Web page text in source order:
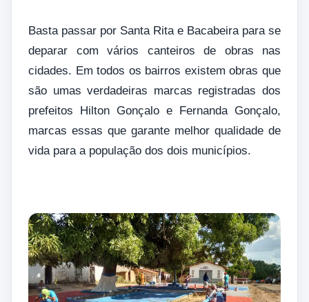
Basta passar por Santa Rita e Bacabeira para se
deparar com vários canteiros de obras nas
cidades. Em todos os bairros existem obras que
são umas verdadeiras marcas registradas dos
prefeitos Hilton Gonçalo e Fernanda Gonçalo,
marcas essas que garante melhor qualidade de
vida para a população dos dois municípios.